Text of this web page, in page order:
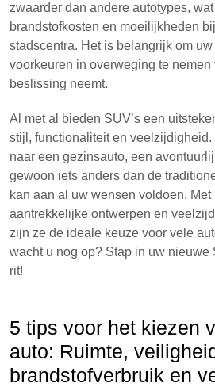
zwaarder dan andere autotypes,
brandstofkosten en moeilijkheden
stadscentra. Het is belangrijk om
voorkeuren in overweging te nemen
beslissing neemt.
Al met al bieden SUV’s een
stijl, functionaliteit en veelzijdigheid.
naar een gezinsauto, een
gewoon iets anders dan de
kan aan al uw wensen voldoen.
aantrekkelijke ontwerpen en
zijn ze de ideale keuze voor vele
wacht u nog op? Stap in uw nieuwe
rit!
5 tips voor het kiezen
auto: Ruimte,
brandstofverbruik en